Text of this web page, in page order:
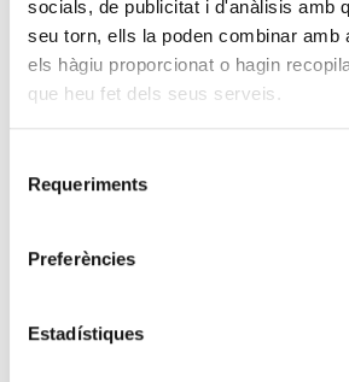
socials, de publicitat i d'anàlisis amb
seu torn, ells la poden combinar amb
els hàgiu proporcionat o hagin
que heu fet dels seus serveis.
Requeriments
Preferències
Estadístiques
i 2019
SEGUEIX LLEGINT
Més de 500 persones
Barcelona
La cara oculta de la Reforma
SEGUEIX LLEGINT